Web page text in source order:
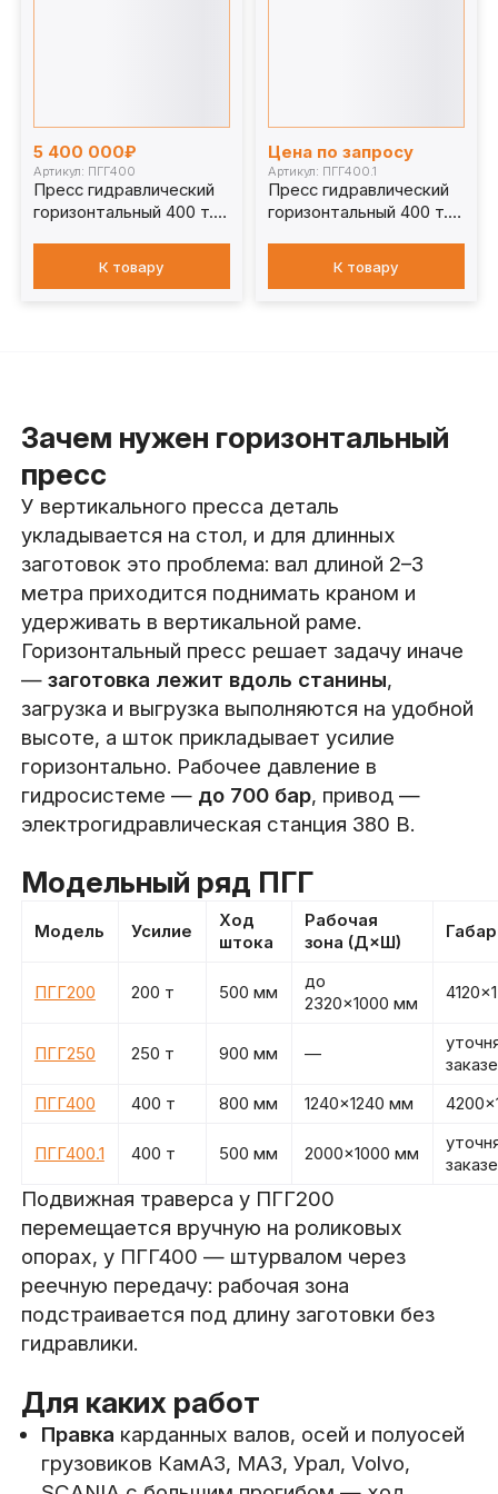
5 400 000₽
Артикул: ПГГ400
Пресс гидравлический
горизонтальный 400 т.
К товару
Цена по запросу
Артикул: ПГГ400.1
Пресс гидравлический
горизонтальный 400 т.
К товару
Зачем нужен горизонтальный
пресс
У вертикального пресса деталь
укладывается на стол, и для длинных
заготовок это проблема: вал длиной 2–3
метра приходится поднимать краном и
удерживать в вертикальной раме.
Горизонтальный пресс решает задачу иначе
— заготовка лежит вдоль станины,
загрузка и выгрузка выполняются на удобной
высоте, а шток прикладывает усилие
горизонтально. Рабочее давление в
гидросистеме — до 700 бар, привод —
электрогидравлическая станция 380 В.
Модельный ряд ПГГ
Модель Усилие
Ход
штока
Рабочая
зона (Д×Ш)
ПГГ200 200 т 500 мм
до
2320×1000 мм
ПГГ250 250 т 900 мм —
заказе
ПГГ400
400 т 800 мм 1240×1240 мм
ПГГ400.1 400 т 500 мм 2000×1000 мм
заказе
Подвижная траверса у ПГГ200
перемещается вручную на роликовых
опорах, у ПГГ400 — штурвалом через
реечную передачу: рабочая зона
подстраивается под длину заготовки без
гидравлики.
Для каких работ
Правка карданных валов, осей и полуосей
грузовиков КамАЗ, МАЗ, Урал, Volvo,